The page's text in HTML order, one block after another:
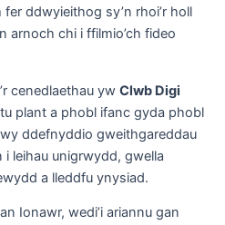
ddwyieithog sy’n rhoi’r holl
arnoch chi i ffilmio’ch fideo
cenedlaethau yw Clwb Digi
plant a phobl ifanc gyda phobl
ddefnyddio gweithgareddau
leihau unigrwydd, gwella
a lleddfu ynysiad.
Ionawr, wedi’i ariannu gan